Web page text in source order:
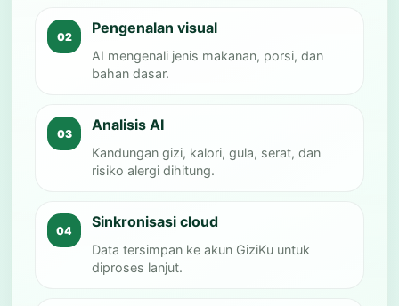
Pengenalan visual
AI mengenali jenis makanan, porsi, dan
bahan dasar.
Analisis AI
Kandungan gizi, kalori, gula, serat, dan
risiko alergi dihitung.
Sinkronisasi cloud
Data tersimpan ke akun GiziKu untuk
diproses lanjut.